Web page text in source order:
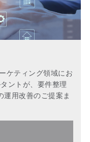
ケティング領域にお
ントが、要件整理
運用改善のご提案ま